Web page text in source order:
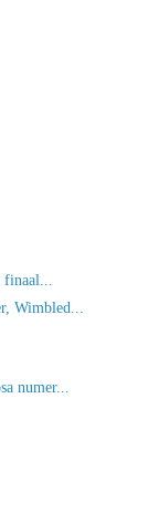
finaal...
Wimbled...
numer...